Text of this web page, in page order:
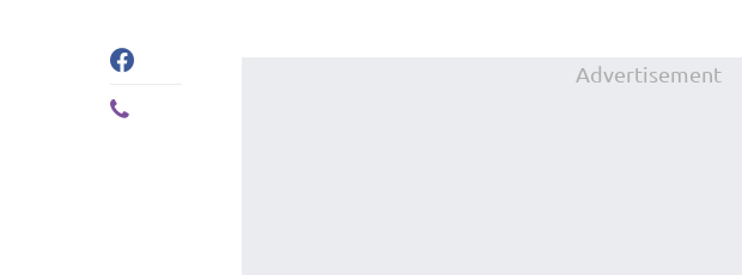
Advertisement